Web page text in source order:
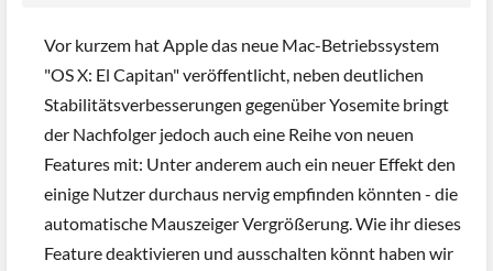
Vor kurzem hat Apple das neue Mac-Betriebssystem
"OS X: El Capitan" veröffentlicht, neben deutlichen
Stabilitätsverbesserungen gegenüber Yosemite bringt
der Nachfolger jedoch auch eine Reihe von neuen
Features mit: Unter anderem auch ein neuer Effekt den
einige Nutzer durchaus nervig empfinden könnten - die
automatische Mauszeiger Vergrößerung. Wie ihr dieses
Feature deaktivieren und ausschalten könnt haben wir